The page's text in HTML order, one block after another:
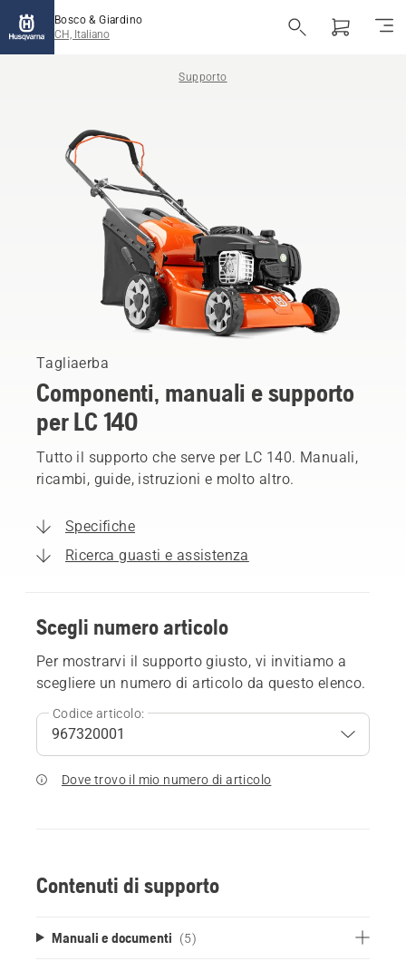
Bosco & Giardino
CH, Italiano
Supporto
Tagliaerba
Componenti, manuali e supporto
per LC 140
Tutto il supporto che serve per LC 140. Manuali,
ricambi, guide, istruzioni e molto altro.
Specifiche
Ricerca guasti e assistenza
Scegli numero articolo
Per mostrarvi il supporto giusto, vi invitiamo a
scegliere un numero di articolo da questo elenco.
Codice articolo:
Dove trovo il mio numero di articolo
Contenuti di supporto
Manuali e documenti (5)